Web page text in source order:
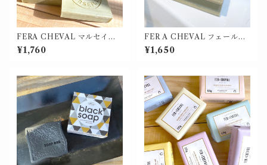
FERA CHEVAL マルセイユ
ソープ キューブ (カットタイ
プ) 65g×４【価格改定】
¥1,760
FER A CHEVAL フェール・
シュヴァル ディッシュソープ
¥1,650